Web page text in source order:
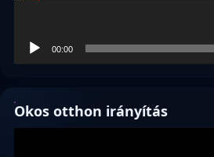
00:00
Okos otthon irányítás